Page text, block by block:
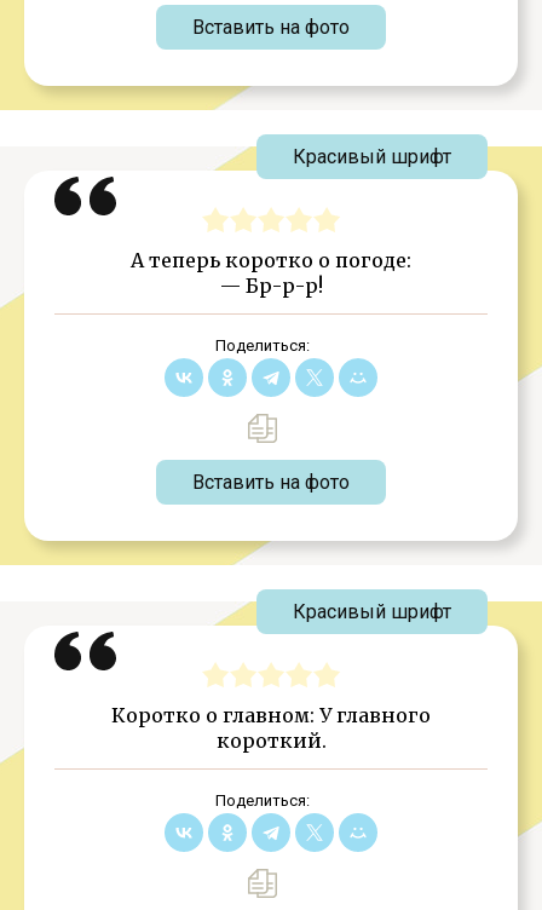
Вставить на фото
А теперь коротко о погоде:
— Бр-р-р!
Поделиться:
Вставить на фото
Красивый шрифт
Коротко о главном: У главного
короткий.
Поделиться:
Красивый шрифт